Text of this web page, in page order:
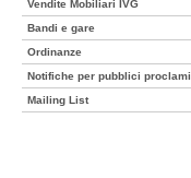
Vendite Mobiliari IVG
Bandi e gare
Ordinanze
Notifiche per pubblici proclami
Mailing List